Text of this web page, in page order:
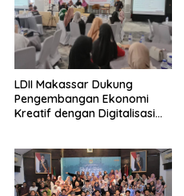
LDII Makassar Dukung
Pengembangan Ekonomi
Kreatif dengan Digitalisasi